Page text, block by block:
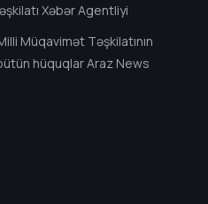
Xəbər Agentliyi
Müqavimət Təşkilatının
hüquqlar Araz News